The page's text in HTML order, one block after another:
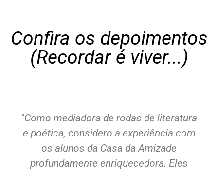
Confira os depoimentos
(Recordar é viver...)
"Como mediadora de rodas de literatura
e poética, considero a experiência com
os alunos da Casa da Amizade
profundamente enriquecedora. Eles